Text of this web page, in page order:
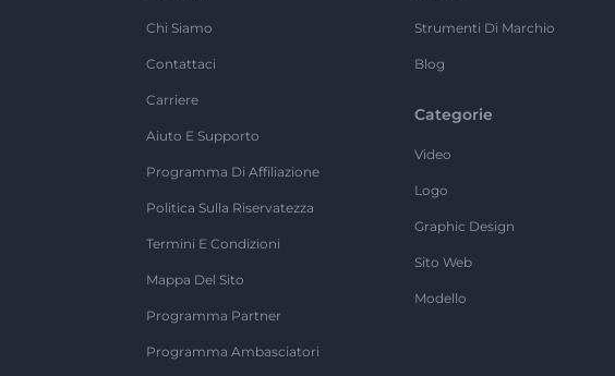
Chi Siamo
Contattaci
Carriere
Aiuto E Supporto
Programma Di Affiliazione
Politica Sulla Riservatezza
Termini E Condizioni
Mappa Del Sito
Programma Partner
Programma Ambasciatori
Strumenti Di Marchio
Blog
Categorie
Video
Logo
Graphic Design
Sito Web
Modello